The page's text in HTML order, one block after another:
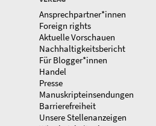
Ansprechpartner*innen
Foreign rights
Aktuelle Vorschauen
Nachhaltigkeitsbericht
Für Blogger*innen
Handel
Presse
Manuskripteinsendungen
Barrierefreiheit
Unsere Stellenanzeigen